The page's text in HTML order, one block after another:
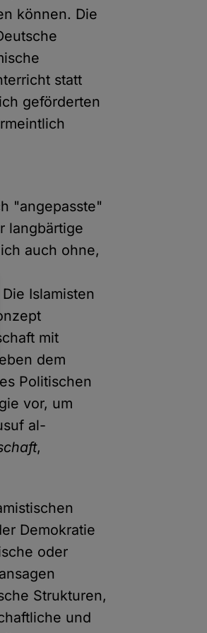
können. Die
statt
geförderten
"angepasste"
langbärtige
auch ohne,
Islamisten
mit
dem
Politischen
vor, um
al-
,
Demokratie
oder
Strukturen,
und